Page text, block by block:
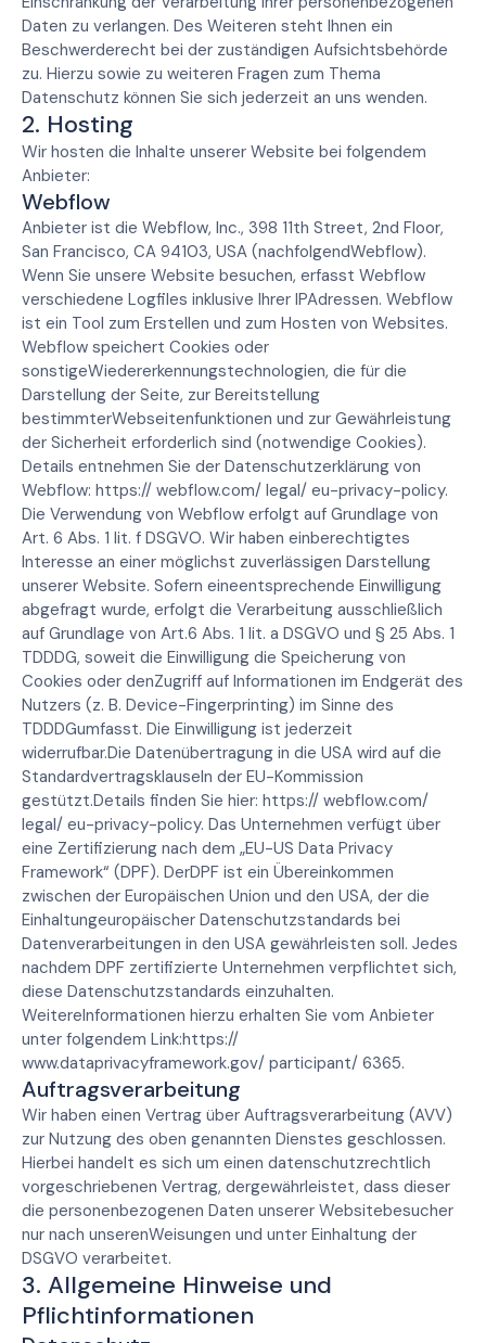
Daten zu verlangen. Des Weiteren steht Ihnen ein
Beschwerderecht bei der zuständigen Aufsichtsbehörde
zu. Hierzu sowie zu weiteren Fragen zum Thema
Datenschutz können Sie sich jederzeit an uns wenden.
2. Hosting
Wir hosten die Inhalte unserer Website bei folgendem
Anbieter:
Webflow
Anbieter ist die Webflow, Inc., 398 11th Street, 2nd Floor,
San Francisco, CA 94103, USA (nachfolgendWebflow).
Wenn Sie unsere Website besuchen, erfasst Webflow
verschiedene Logfiles inklusive Ihrer IPAdressen. Webflow
ist ein Tool zum Erstellen und zum Hosten von Websites.
Webflow speichert Cookies oder
sonstigeWiedererkennungstechnologien, die für die
Darstellung der Seite, zur Bereitstellung
bestimmterWebseitenfunktionen und zur Gewährleistung
der Sicherheit erforderlich sind (notwendige Cookies).
Details entnehmen Sie der Datenschutzerklärung von
Webflow: https:// webflow.com/ legal/ eu-privacy-policy.
Die Verwendung von Webflow erfolgt auf Grundlage von
Art. 6 Abs. 1 lit. f DSGVO. Wir haben einberechtigtes
Interesse an einer möglichst zuverlässigen Darstellung
unserer Website. Sofern eineentsprechende Einwilligung
abgefragt wurde, erfolgt die Verarbeitung ausschließlich
auf Grundlage von Art.6 Abs. 1 lit. a DSGVO und § 25 Abs. 1
TDDDG, soweit die Einwilligung die Speicherung von
Cookies oder denZugriff auf Informationen im Endgerät des
Nutzers (z. B. Device-Fingerprinting) im Sinne des
TDDDGumfasst. Die Einwilligung ist jederzeit
widerrufbar.Die Datenübertragung in die USA wird auf die
Standardvertragsklauseln der EU-Kommission
gestützt.Details finden Sie hier: https:// webflow.com/
legal/ eu-privacy-policy. Das Unternehmen verfügt über
eine Zertifizierung nach dem „EU-US Data Privacy
Framework“ (DPF). DerDPF ist ein Übereinkommen
zwischen der Europäischen Union und den USA, der die
Einhaltungeuropäischer Datenschutzstandards bei
Datenverarbeitungen in den USA gewährleisten soll. Jedes
nachdem DPF zertifizierte Unternehmen verpflichtet sich,
diese Datenschutzstandards einzuhalten.
WeitereInformationen hierzu erhalten Sie vom Anbieter
unter folgendem Link:https://
www.dataprivacyframework.gov/ participant/ 6365.
Auftragsverarbeitung
Wir haben einen Vertrag über Auftragsverarbeitung (AVV)
zur Nutzung des oben genannten Dienstes geschlossen.
Hierbei handelt es sich um einen datenschutzrechtlich
vorgeschriebenen Vertrag, dergewährleistet, dass dieser
die personenbezogenen Daten unserer Websitebesucher
nur nach unserenWeisungen und unter Einhaltung der
DSGVO verarbeitet.
3. Allgemeine Hinweise und
Pflichtinformationen